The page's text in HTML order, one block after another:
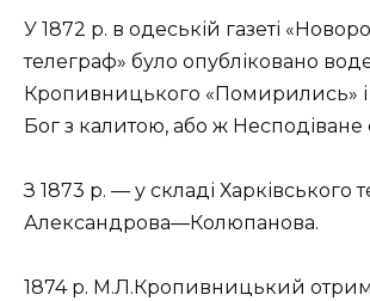
У 1872 р. в одеській газеті
телеграф» було опубліковано
Кропивницького «Помирились» і
Бог з калитою, або ж Несподіване
З 1873 р. — у складі Харківського
Александрова—Колюпанова.
1874 р. М.Л.Кропивницький